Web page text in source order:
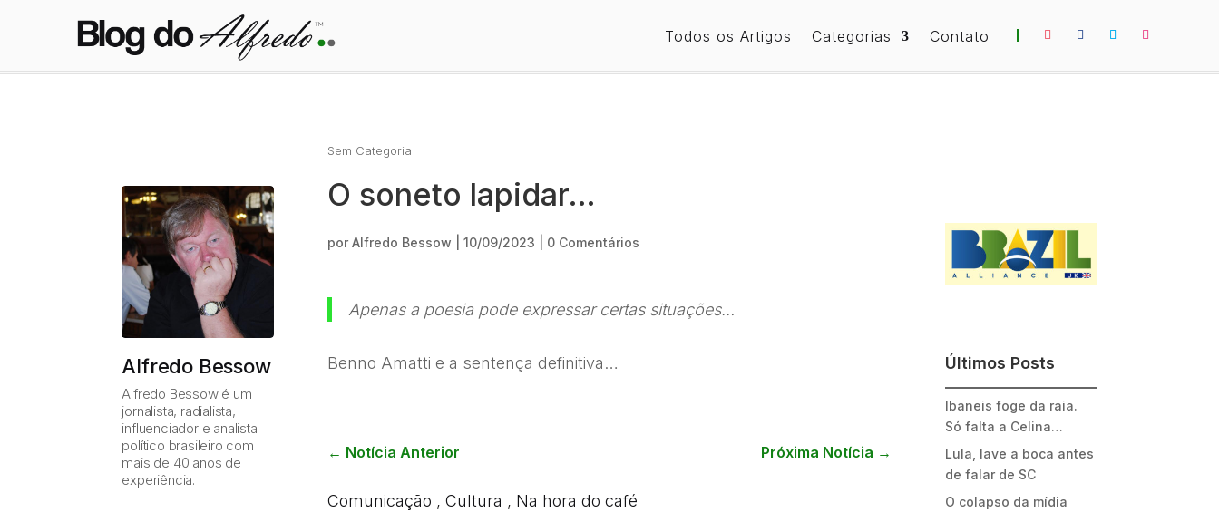
Todos os Artigos Categorias Contato
Alfredo Bessow
Alfredo Bessow é um
jornalista, radialista,
influenciador e analista
político brasileiro com
mais de 40 anos de
experiência.
Sem Categoria
O soneto lapidar…
porAlfredo Bessow |10/09/2023 0 Comentários
Apenas a poesia pode expressar certas situações…
Benno Amatti e a sentença definitiva…
← Notícia Anterior Próxima Notícia →
Comunicação ,Cultura , Na hora do café
Últimos Posts
Ibaneis foge da raia.
Só falta a Celina…
Lula, lave a boca antes
de falar de SC
O colapso da mídia